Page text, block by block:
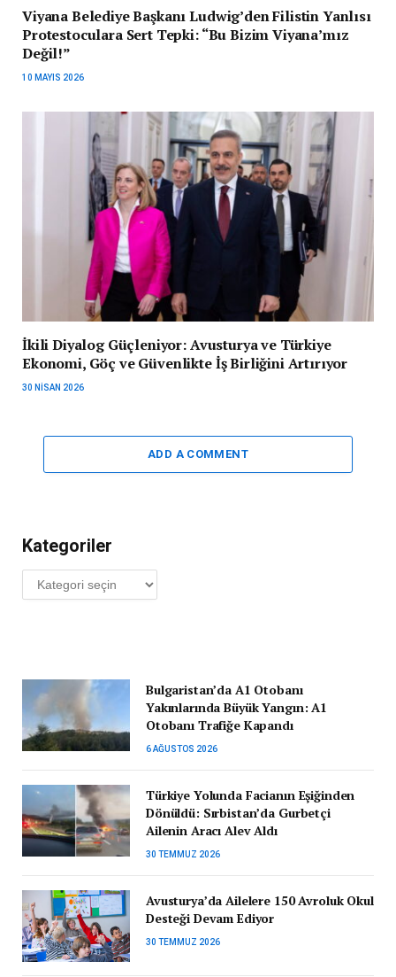
Viyana Belediye Başkanı Ludwig’den Filistin Yanlısı
Protestoculara Sert Tepki: “Bu Bizim Viyana’mız
Değil!”
10 MAYIS 2026
İkili Diyalog Güçleniyor: Avusturya ve Türkiye
Ekonomi, Göç ve Güvenlikte İş Birliğini Artırıyor
30 NISAN 2026
ADD A COMMENT
Kategoriler
Kategoriler
Bulgaristan’da A1 Otobanı
Yakınlarında Büyük Yangın: A1
Otobanı Trafiğe Kapandı
6 AĞUSTOS 2026
Türkiye Yolunda Facianın Eşiğinden
Dönüldü: Sırbistan’da Gurbetçi
Ailenin Aracı Alev Aldı
30 TEMMUZ 2026
Avusturya’da Ailelere 150 Avroluk Okul
Desteği Devam Ediyor
30 TEMMUZ 2026